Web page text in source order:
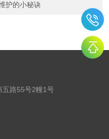
护的小秘诀
五路55号2幢1号